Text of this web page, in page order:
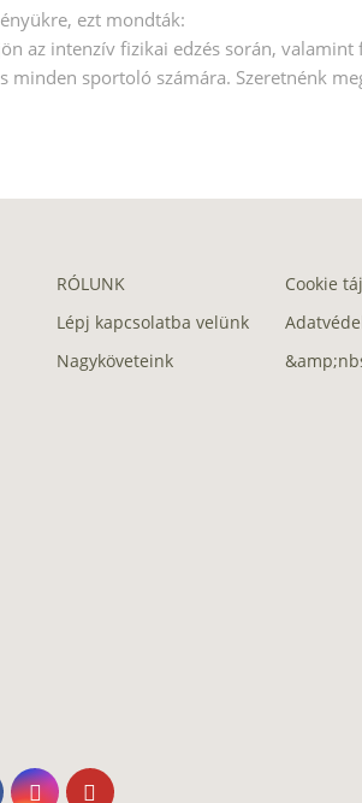
ezt mondták:
az intenzív fizikai edzés során,
sportoló számára. Szeretnénk
RÓLUNK
Lépj kapcsolatba velünk
Nagyköveteink
Cookie